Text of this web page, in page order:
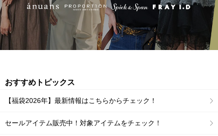
おすすめトピックス
【福袋2026年】最新情報はこちらからチェック！
セールアイテム販売中！対象アイテムをチェック！